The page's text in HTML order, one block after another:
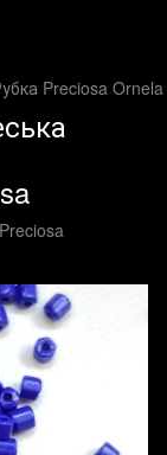
Preciosa Ornela